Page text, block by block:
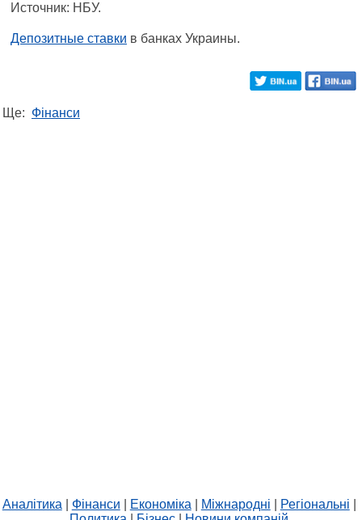
Источник: НБУ.
Депозитные ставки в банках Украины.
Ще: Фінанси
Аналітика Фінанси Економіка Міжнародні Регіональні